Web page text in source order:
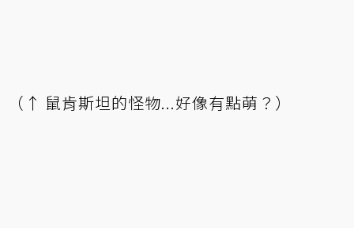
（↑ 鼠肯斯坦的怪物...好像有點萌？）